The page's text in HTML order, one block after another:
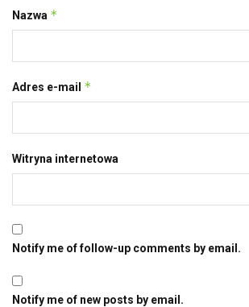
Nazwa *
Adres e-mail *
Witryna internetowa
Notify me of follow-up comments by email.
Notify me of new posts by email.